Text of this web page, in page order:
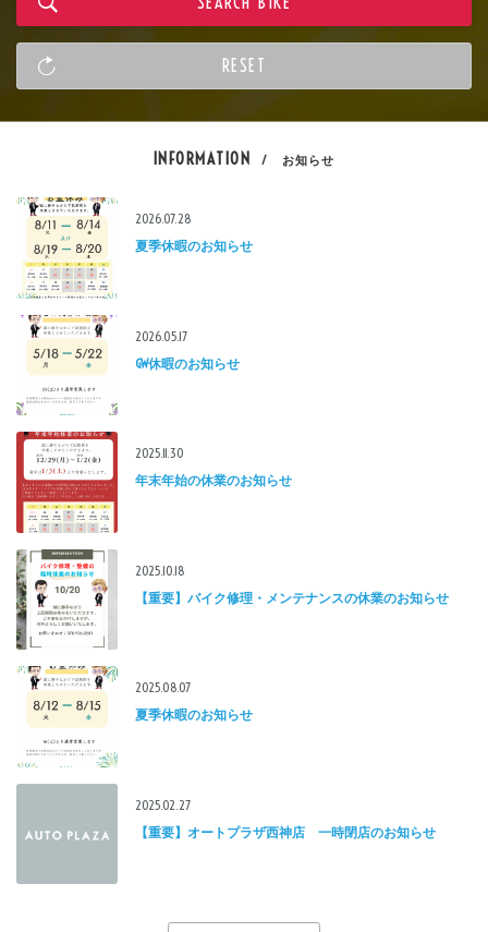
INFORMATION / お知らせ
2026.07.28
夏季休暇のお知らせ
2026.05.17
GW休暇のお知らせ
2025.11.30
年末年始の休業のお知らせ
2025.10.18
【重要】バイク修理・メンテナンスの休業のお知らせ
2025.08.07
夏季休暇のお知らせ
2025.02.27
【重要】オートプラザ西神店 一時閉店のお知らせ